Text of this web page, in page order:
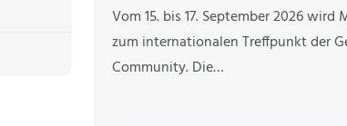
Vom 15. bis 17. September 2026 wird
zum internationalen Treffpunkt der
Community. Die…